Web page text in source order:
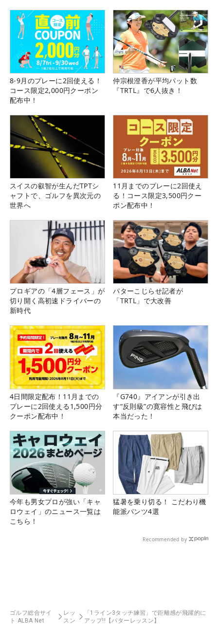
8-9月のプレーに2回使える！
コース限定2,000円クーポン
配布中！
仲宗根澄香が平均パット数
『TRTL』で6人抜き！
スイスの叡智が生んだTPTシ
ャフトで、ゴルフを異次元の
世界へ
11月までのプレーに2回使え
る！コース限定3,500円クー
ポン配布中！
プロギアの「4層フェース」が
切り開く高初速ドライバーの
新時代
パターこじらせ記者が
「TRTL」で大改善
4日間限定配布！11月までの
プレーに2回使える1,500円分
クーポン配布中！
『G740』アイアンが引き出
す“反則級”の寛容性と飛びは
本当だった！
今年も男女プロが強い「キャ
ロウェイ」のニュース一覧は
こちら！
猛暑を乗り切る！ こだわり機
能派パンツ4選
Recommended by
ゴルフ総合サイ
ト ALBA Net
レッ
スン
「1ライン3タッチ練習」で距離感が飛躍的に
アップ!!【パターレッスン】